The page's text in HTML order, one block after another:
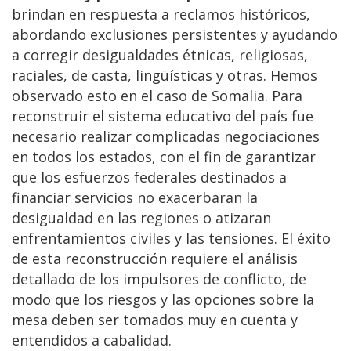
brindan en respuesta a reclamos históricos,
abordando exclusiones persistentes y ayudando
a corregir desigualdades étnicas, religiosas,
raciales, de casta, lingüísticas y otras. Hemos
observado esto en el caso de Somalia. Para
reconstruir el sistema educativo del país fue
necesario realizar complicadas negociaciones
en todos los estados, con el fin de garantizar
que los esfuerzos federales destinados a
financiar servicios no exacerbaran la
desigualdad en las regiones o atizaran
enfrentamientos civiles y las tensiones. El éxito
de esta reconstrucción requiere el análisis
detallado de los impulsores de conflicto, de
modo que los riesgos y las opciones sobre la
mesa deben ser tomados muy en cuenta y
entendidos a cabalidad.